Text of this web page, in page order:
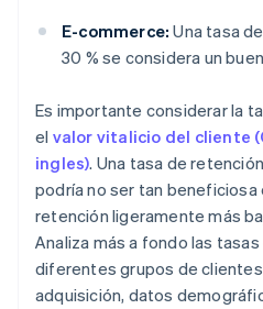
E-commerce: Una tasa
30 % se considera un
Es importante considerar la
el valor vitalicio del cliente
ingles). Una tasa de
podría no ser tan beneficiosa
retención ligeramente más
Analiza más a fondo las
diferentes grupos de clientes
adquisición, datos